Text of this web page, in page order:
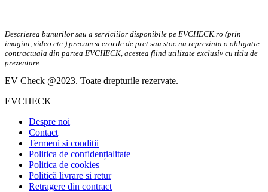
Descrierea bunurilor sau a serviciilor disponibile pe EVCHECK.ro (prin
imagini, video etc.) precum si erorile de pret sau stoc nu reprezinta o obligatie
contractuala din partea EVCHECK, acestea fiind utilizate exclusiv cu titlu de
prezentare.
EV Check @2023. Toate drepturile rezervate.
EVCHECK
Despre noi
Contact
Termeni si conditii
Politica de confidențialitate
Politica de cookies
Politică livrare si retur
Retragere din contract